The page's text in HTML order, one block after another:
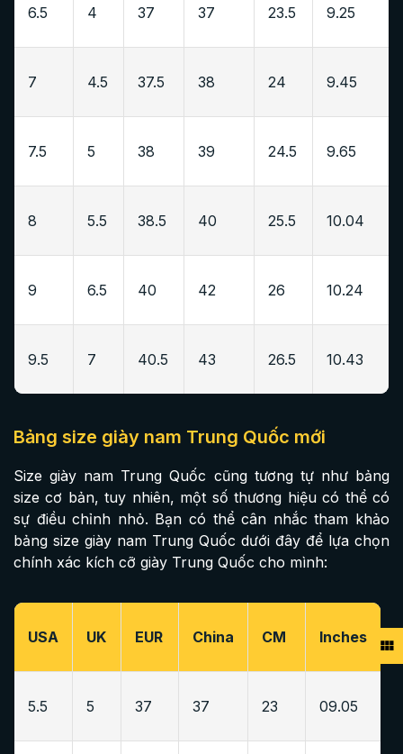
6.5 4 37 37 23.5 9.25
7 4.5 37.5 38 24 9.45
7.5 5 38 39 24.5 9.65
8 5.5 38.5 40 25.5 10.04
9 6.5 40 42 26 10.24
9.5 7 40.5 43 26.5 10.43
Bảng size giày nam Trung Quốc mới
Size giày nam Trung Quốc cũng tương tự như bảng
size cơ bản, tuy nhiên, một số thương hiệu có thể có
sự điều chỉnh nhỏ. Bạn có thể cân nhắc tham khảo
bảng size giày nam Trung Quốc dưới đây để lựa chọn
chính xác kích cỡ giày Trung Quốc cho mình:
USA UK EUR China CM Inches
5.5 5 37 37 23 09.05